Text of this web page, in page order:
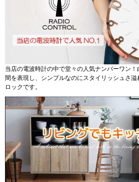
当店の電波時計の中で堂々の人気ナンバーワン
間を表現し、シンプルなのにスタイリッシュさ
ロックです。